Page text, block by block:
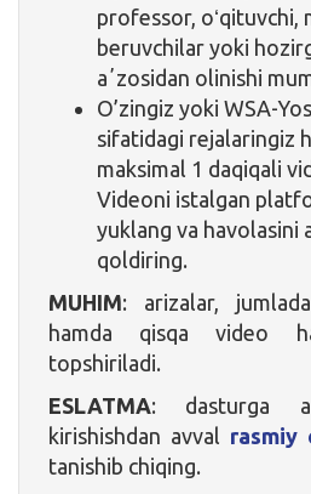
professor, oʻqituvchi,
beruvchilar yoki
aʼzosidan olinishi
O’zingiz yoki WSA-
sifatidagi rejalaringiz
maksimal 1 daqiqali
Videoni istalgan
yuklang va havolasini
qoldiring.
MUHIM: arizalar,
hamda qisqa video
topshiriladi.
ESLATMA: dasturga
kirishishdan avval rasmiy
tanishib chiqing.